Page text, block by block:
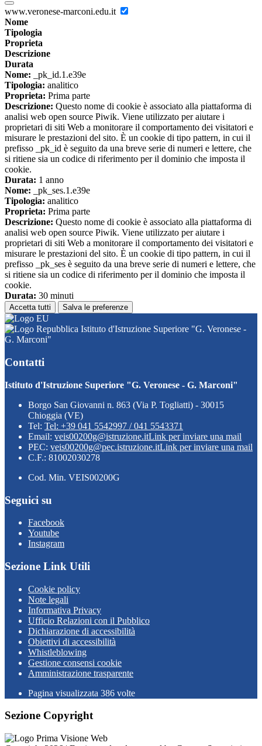
www.veronese-marconi.edu.it
Nome
Tipologia
Proprieta
Descrizione
Durata
Nome: _pk_id.1.e39e
Tipologia: analitico
Proprieta: Prima parte
Descrizione: Questo nome di cookie è associato alla piattaforma di
analisi web open source Piwik. Viene utilizzato per aiutare i
proprietari di siti Web a monitorare il comportamento dei visitatori e
misurare le prestazioni del sito. È un cookie di tipo pattern, in cui il
prefisso _pk_id è seguito da una breve serie di numeri e lettere, che
si ritiene sia un codice di riferimento per il dominio che imposta il
cookie.
Durata: 1 anno
Nome: _pk_ses.1.e39e
Tipologia: analitico
Proprieta: Prima parte
Descrizione: Questo nome di cookie è associato alla piattaforma di
analisi web open source Piwik. Viene utilizzato per aiutare i
proprietari di siti Web a monitorare il comportamento dei visitatori e
misurare le prestazioni del sito. È un cookie di tipo pattern, in cui il
prefisso _pk_ses è seguito da una breve serie di numeri e lettere, che
si ritiene sia un codice di riferimento per il dominio che imposta il
cookie.
Durata: 30 minuti
Accetta tutti Salva le preferenze
Istituto d'Istruzione Superiore "G. Veronese -
G. Marconi"
Contatti
Istituto d'Istruzione Superiore "G. Veronese - G. Marconi"
Borgo San Giovanni n. 863 (Via P. Togliatti) - 30015
Chioggia (VE)
Tel: Tel: +39 041 5542997 / 041 5543371
Email: veis00200g@istruzione.itLink per inviare una mail
PEC: veis00200g@pec.istruzione.itLink per inviare una mail
C.F.: 81002030278
Cod. Min. VEIS00200G
Seguici su
Facebook
Youtube
Instagram
Sezione Link Utili
Cookie policy
Note legali
Informativa Privacy
Ufficio Relazioni con il Pubblico
Dichiarazione di accessibilità
Obiettivi di accessibilità
Whistleblowing
Gestione consensi cookie
Amministrazione trasparente
Pagina visualizzata 386 volte
Sezione Copyright